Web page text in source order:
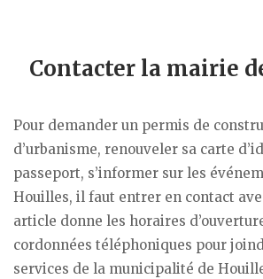
Contacter la mairie
Pour demander un permis de
d’urbanisme, renouveler sa carte
passeport, s’informer sur les
Houilles, il faut entrer en contact
article donne les horaires
cordonnées téléphoniques pour
services de la municipalité de